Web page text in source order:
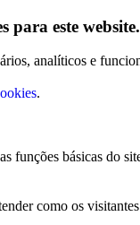
para este website.
analíticos e
.
funções básicas do
como os